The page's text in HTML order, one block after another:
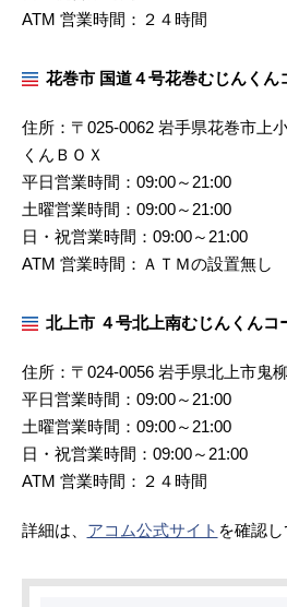
ATM 営業時間：２４時間
花巻市 国道４号花巻むじんくん
住所：〒025-0062 岩手県花巻市
くんＢＯＸ
平日営業時間：09:00～21:00
土曜営業時間：09:00～21:00
日・祝営業時間：09:00～21:00
ATM 営業時間：ＡＴＭの設置無し
北上市 ４号北上南むじんくんコ
住所：〒024-0056 岩手県北上市鬼
平日営業時間：09:00～21:00
土曜営業時間：09:00～21:00
日・祝営業時間：09:00～21:00
ATM 営業時間：２４時間
詳細は、 アコム公式サイト を確認し